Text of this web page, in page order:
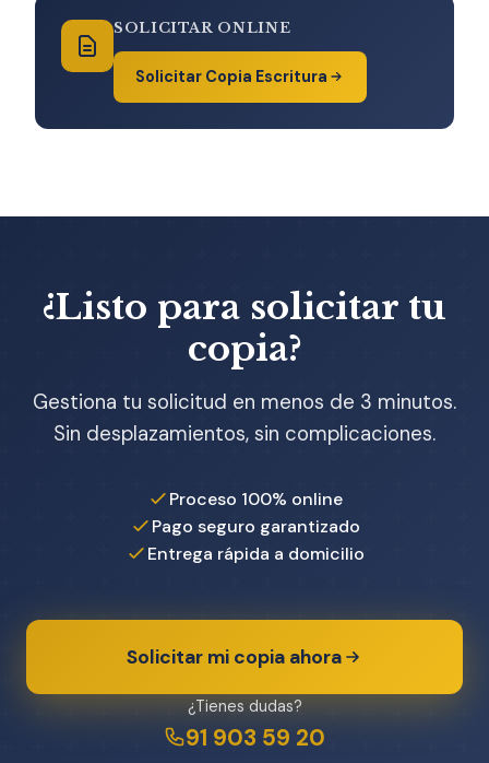
SOLICITAR ONLINE
Solicitar Copia Escritura
¿Listo para solicitar tu
copia?
Gestiona tu solicitud en menos de 3 minutos.
Sin desplazamientos, sin complicaciones.
Proceso 100% online
Pago seguro garantizado
Entrega rápida a domicilio
Solicitar mi copia ahora
¿Tienes dudas?
91 903 59 20